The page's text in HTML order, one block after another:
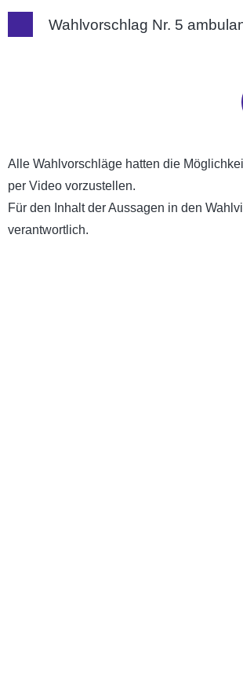
Wahlvorschlag Nr. 5
Alle Wahlvorschläge hatten die
per Video vorzustellen.
Für den Inhalt der Aussagen in den
verantwortlich.